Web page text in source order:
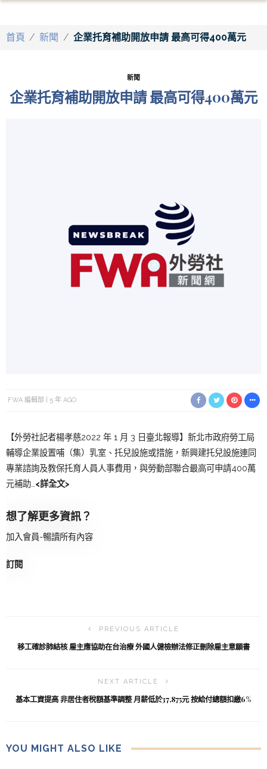
首頁 / 新聞 / 企業托育補助開放申請 最高可得400萬元
新聞
企業托育補助開放申請 最高可得400萬元
FWA 編輯部 5 年 AGO
【外勞社記者楊孝慈2022 年 1 月 3 日臺北報導】新北市政府勞工局
輔導企業設置哺（集）乳室、托兒設施或措施，新興建托兒設施連同
專業諮詢及教保托育人員人事費用，與勞動部聯合最高可申請400萬
元補助… <詳全文>
想了解更多資訊？
加入會員-暢讀所有內容
訂閱
PREVIOUS ARTICLE
移工確診肺結核 雇主應協助在台治療 外國人健檢辦法修正刪除雇主意願書
NEXT ARTICLE
基本工資提高 非居住者稅額基準調整 月薪低於37,875元 按給付總額扣繳6%
YOU MIGHT ALSO LIKE